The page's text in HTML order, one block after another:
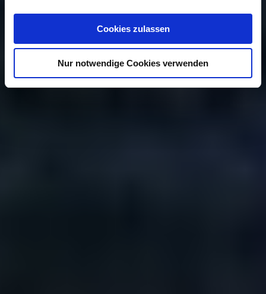
Cookies zulassen
Nur notwendige Cookies verwenden